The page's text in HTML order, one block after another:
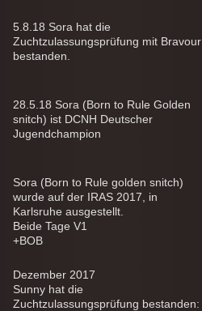
5.8.18 Sora hat die
Zuchtzulassungsprüfung mit Bravour
bestanden.
28.5.18 Sora (Born to Rule Golden
snitch) ist DCNH Deutscher
Jugendchampion
Sora (Born to Rule golden snitch)
wurde auf der IRAS 2017, in
Karlsruhe ausgestellt.
Beide Tage V1
+BOB
Dezember 2017
Sunny hat die
Zuchtzulassungsprüfung bestanden: